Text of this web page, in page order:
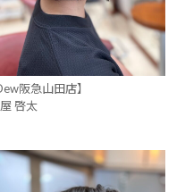
阪急山田店】
啓太